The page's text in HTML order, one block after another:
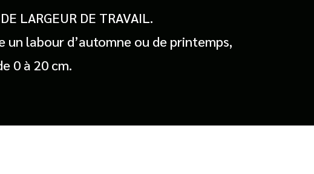
LARGEUR DE TRAVAIL.
labour d’automne ou de printemps,
0 à 20 cm.